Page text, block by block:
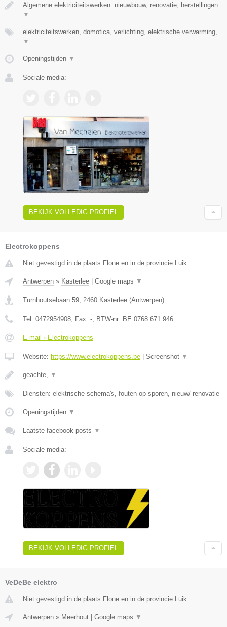
Algemene elektriciteitswerken: nieuwbouw, renovatie, herstellingen
▼
elektriciteitswerken, domotica, verlichting, elektrische verwarming,
▼
Openingstijden ▼
Sociale media:
BEKIJK VOLLEDIG PROFIEL
Electrokoppens
Niet gevestigd in de plaats Flone en in de provincie Luik.
Antwerpen » Kasterlee Google maps ▼
Turnhoutsebaan 59, 2460 Kasterlee (Antwerpen)
Tel: 0472954908, Fax: -, BTW-nr: BE 0768 671 946
E-mail › Electrokoppens
Website: https://www.electrokoppens.be Screenshot ▼
geachte, ▼
Diensten: elektrische schema's, fouten op sporen, nieuw/ renovatie
Openingstijden ▼
Laatste facebook posts ▼
Sociale media:
BEKIJK VOLLEDIG PROFIEL
VeDeBe elektro
Niet gevestigd in de plaats Flone en in de provincie Luik.
Antwerpen » Meerhout | Google maps ▼